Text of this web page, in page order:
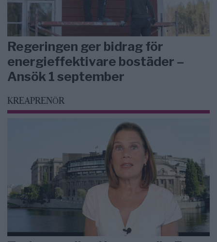
Regeringen ger bidrag för
energieffektivare bostäder –
Ansök 1 september
KREAPRENÖR